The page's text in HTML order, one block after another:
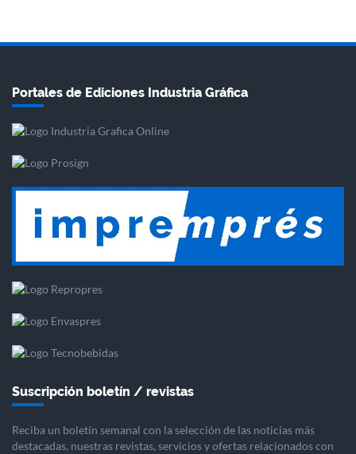
Portales de Ediciones Industria Gráfica
Suscripción boletín / revistas
Reciba un boletín semanal con la selección de las noticias más
destacadas, nuestras revistas, servicios y ofertas relacionados con